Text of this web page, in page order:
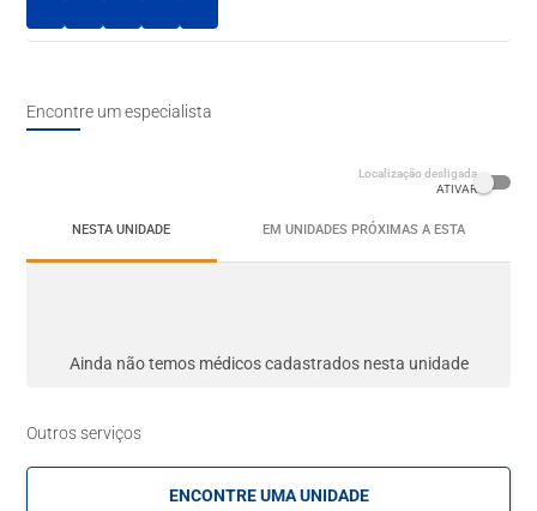
complicações.
Como funciona a avaliação pré-
anestésica?
pode:
necessário, para avaliar a função cardiovascular,
Explicar os tipos de anestesia disponíveis
esclarecer dúvidas sobre o procedimento.
Orientar sobre o jejum pré-operatórioe a
suspensão ou manutenção de medicamentos antes da
Encontre um especialista
Localização desligada
ATIVAR
NESTA UNIDADE EM UNIDADES PRÓXIMAS A ESTA
Ainda não temos médicos cadastrados nesta unidade
Outros serviços
ENCONTRE UMA UNIDADE